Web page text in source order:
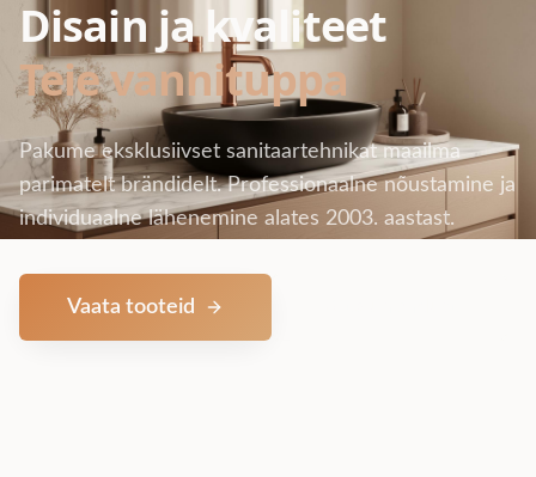
Disain ja kvaliteet
Teie vannituppa
Pakume eksklusiivset sanitaartehnikat maailma
parimatelt brändidelt. Professionaalne nõustamine ja
individuaalne lähenemine alates 2003. aastast.
Vaata tooteid